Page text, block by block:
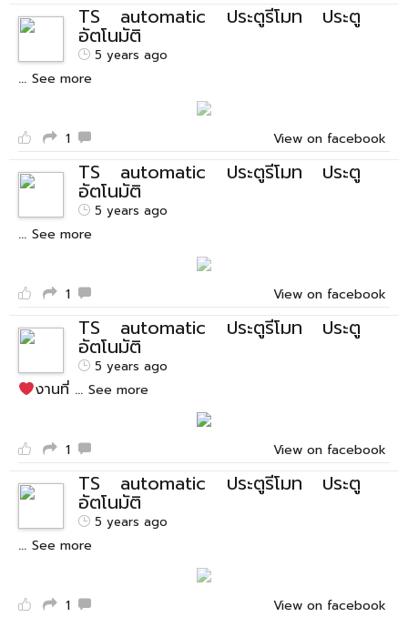
TS automatic ประตูรีโมท ประตู
อัตโนมัติ
5 years ago
... See more
1 View on facebook
TS automatic ประตูรีโมท ประตู
อัตโนมัติ
5 years ago
... See more
1 View on facebook
TS automatic ประตูรีโมท ประตู
อัตโนมัติ
5 years ago
งานที่ ...See more
1 View on facebook
TS automatic ประตูรีโมท ประตู
อัตโนมัติ
5 years ago
... See more
1 View on facebook